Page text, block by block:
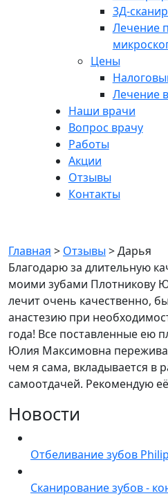
3Д-
Лечение
Цены
Лечение
Наши врачи
Вопрос врачу
Работы
Акции
Отзывы
Контакты
Главная > Отзывы >Дарья
Благодарю за длительную
моими зубами Плотникову
лечит очень качественно,
анастезию при
года! Все поставленные ею
Юлия Максимовна
чем я сама, вкладывается в
самоотдачей. Рекомендую
Новости
Отбеливание зубов
Сканирование зубов -